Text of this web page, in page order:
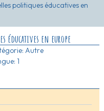
politiques éducatives en
éducatives en europe
Autre
1